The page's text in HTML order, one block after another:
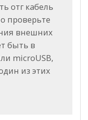
отг кабель
проверьте
внешних
быть в
microUSB,
из этих